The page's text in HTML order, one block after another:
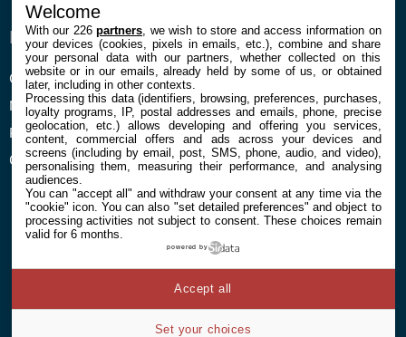
ENTREPRISE
Confidentialité et Cookies
Mentions légales et CGU
Préférences Cookies
Qui sommes nous
À PROPOS
Contact
Welcome
With our 226partners , we wish to store and access information on
your devices (cookies, pixels in emails, etc.), combine and share
your personal data with our partners, whether collected on this
website or in our emails, already held by some of us, or obtained
later, including in other contexts.
Processing this data (identifiers, browsing, preferences, purchases,
loyalty programs, IP, postal addresses and emails, phone, precise
geolocation, etc.) allows developing and offering you services,
content, commercial offers and ads across your devices and
screens (including by email, post, SMS, phone, audio, and video),
personalising them, measuring their performance, and analysing
audiences.
You can "accept all" and withdraw your consent at any time via the
"cookie" icon. You can also "set detailed preferences" and object to
processing activities not subject to consent. These choices remain
valid for 6 months.
powered by
Set your choices
Accept all